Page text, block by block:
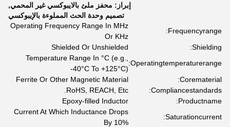
إبراز: محفز ملئ بالايبوكسي غير المحمي,
تصميم وحدة الحث المملوءة بالإيبوكسي
Frequencyrange:
Operating Frequency Range In MHz
Or KHz
Shielding:
Shielded Or Unshielded
Operatingtemperaturerange:
Temperature Range In °C (e.g.,
-40°C To +125°C)
Corematerial:
Ferrite Or Other Magnetic Material
Compliancestandards:
RoHS, REACH, Etc.
Productname:
Epoxy-filled Inductor
Saturationcurrent:
Current At Which Inductance Drops
By 10%